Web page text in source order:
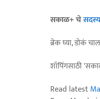
सकाळ+ चे
ब्रेक घ्या, डोकं
शॉपिंगसाठी
Read latest